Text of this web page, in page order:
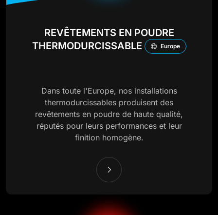
REVÊTEMENTS EN POUDRE
THERMODURCISSABLE
Europe
Dans toute l'Europe, nos installations
thermodurcissables produisent des
revêtements en poudre de haute qualité,
réputés pour leurs performances et leur
finition homogène.